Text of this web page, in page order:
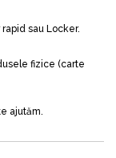
sau Locker.
fizice (carte
ajutăm.